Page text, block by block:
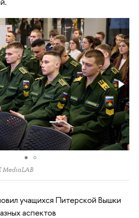
MediaLAB
учащихся Питерской Вышки
аспектов